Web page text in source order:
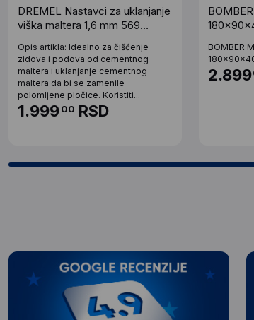
DREMEL Nastavci za uklanjanje
viška maltera 1,6 mm 569
Opis artikla: Idealno za čišćenje
zidova i podova od cementnog
maltera i uklanjanje cementnog
maltera da bi se zamenile
polomljene pločice. Koristiti...
1.99900 RSD
BOMBER
2.899